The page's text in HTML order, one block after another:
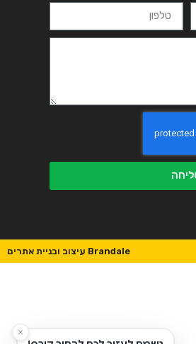
Brandale עיצוב ובניית אתרים